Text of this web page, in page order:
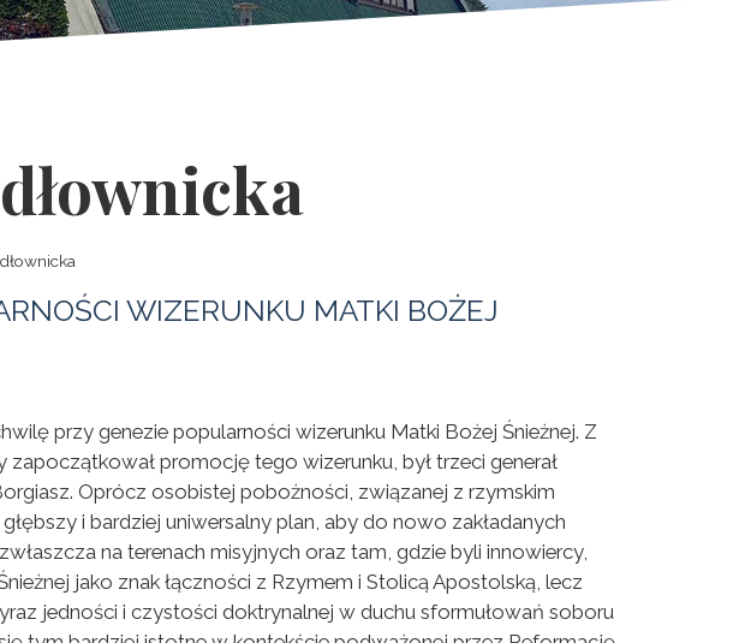
WIZERUNKU MATKI BOŻEJ
przy genezie popularności wizerunku Matki Bożej Śnieżnej. Z
promocję tego wizerunku, był trzeci generał
Oprócz osobistej pobożności, związanej z rzymskim
i bardziej uniwersalny plan, aby do nowo zakładanych
na terenach misyjnych oraz tam, gdzie byli innowiercy,
jako znak łączności z Rzymem i Stolicą Apostolską, lecz
jedności i czystości doktrynalnej w duchu sformułowań soboru